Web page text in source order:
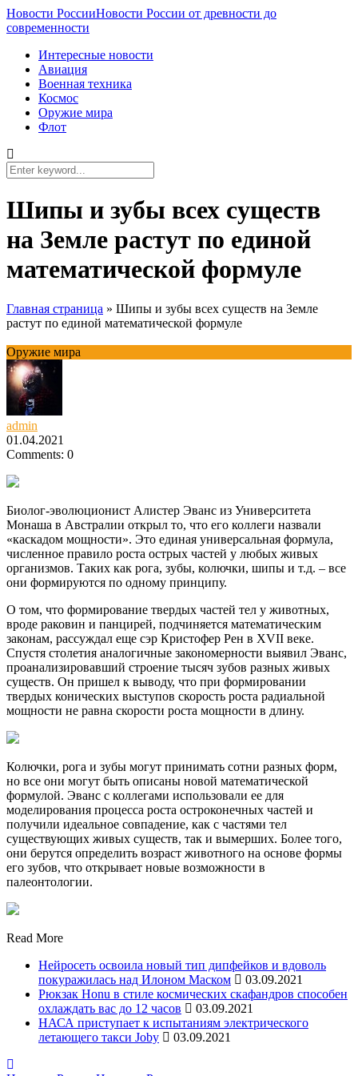
Новости РоссииНовости России от древности до
современности
Интересные новости
Авиация
Военная техника
Космос
Оружие мира
Флот
Шипы и зубы всех существ
на Земле растут по единой
математической формуле
Главная страница » Шипы и зубы всех существ на Земле
растут по единой математической формуле
Оружие мира
admin
01.04.2021
Comments: 0
Биолог-эволюционист Алистер Эванс из Университета
Монаша в Австралии открыл то, что его коллеги назвали
«каскадом мощности». Это единая универсальная формула,
численное правило роста острых частей у любых живых
организмов. Таких как рога, зубы, колючки, шипы и т.д. – все
они формируются по одному принципу.
О том, что формирование твердых частей тел у животных,
вроде раковин и панцирей, подчиняется математическим
законам, рассуждал еще сэр Кристофер Рен в XVII веке.
Спустя столетия аналогичные закономерности выявил Эванс,
проанализировавший строение тысяч зубов разных живых
существ. Он пришел к выводу, что при формировании
твердых конических выступов скорость роста радиальной
мощности не равна скорости роста мощности в длину.
Колючки, рога и зубы могут принимать сотни разных форм,
но все они могут быть описаны новой математической
формулой. Эванс с коллегами использовали ее для
моделирования процесса роста остроконечных частей и
получили идеальное совпадение, как с частями тел
существующих живых существ, так и вымерших. Более того,
они берутся определить возраст животного на основе формы
его зубов, что открывает новые возможности в
палеонтологии.
Read More
Нейросеть освоила новый тип дипфейков и вдоволь
покуражилась над Илоном Маском
03.09.2021
Рюкзак Honu в стиле космических скафандров способен
охлаждать вас до 12 часов
03.09.2021
НАСА приступает к испытаниям электрического
летающего такси Joby
03.09.2021